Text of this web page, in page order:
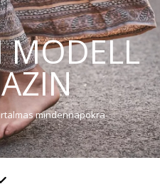
MODELL
mindennapokra